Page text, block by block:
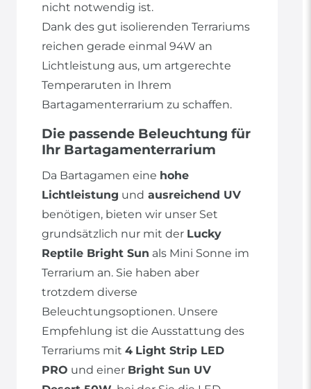
nicht notwendig ist.
Dank des gut isolierenden Terrariums
reichen gerade einmal 94W an
Lichtleistung aus, um artgerechte
Temperaruten in Ihrem
Bartagamenterrarium zu schaffen.
Die passende Beleuchtung für
Ihr Bartagamenterrarium
Da Bartagamen eine hohe
Lichtleistung und ausreichend UV
benötigen, bieten wir unser Set
grundsätzlich nur mit der Lucky
Reptile Bright Sun als Mini Sonne im
Terrarium an. Sie haben aber
trotzdem diverse
Beleuchtungsoptionen. Unsere
Empfehlung ist die Ausstattung des
Terrariums mit 4 Light Strip LED
PRO und einer Bright Sun UV